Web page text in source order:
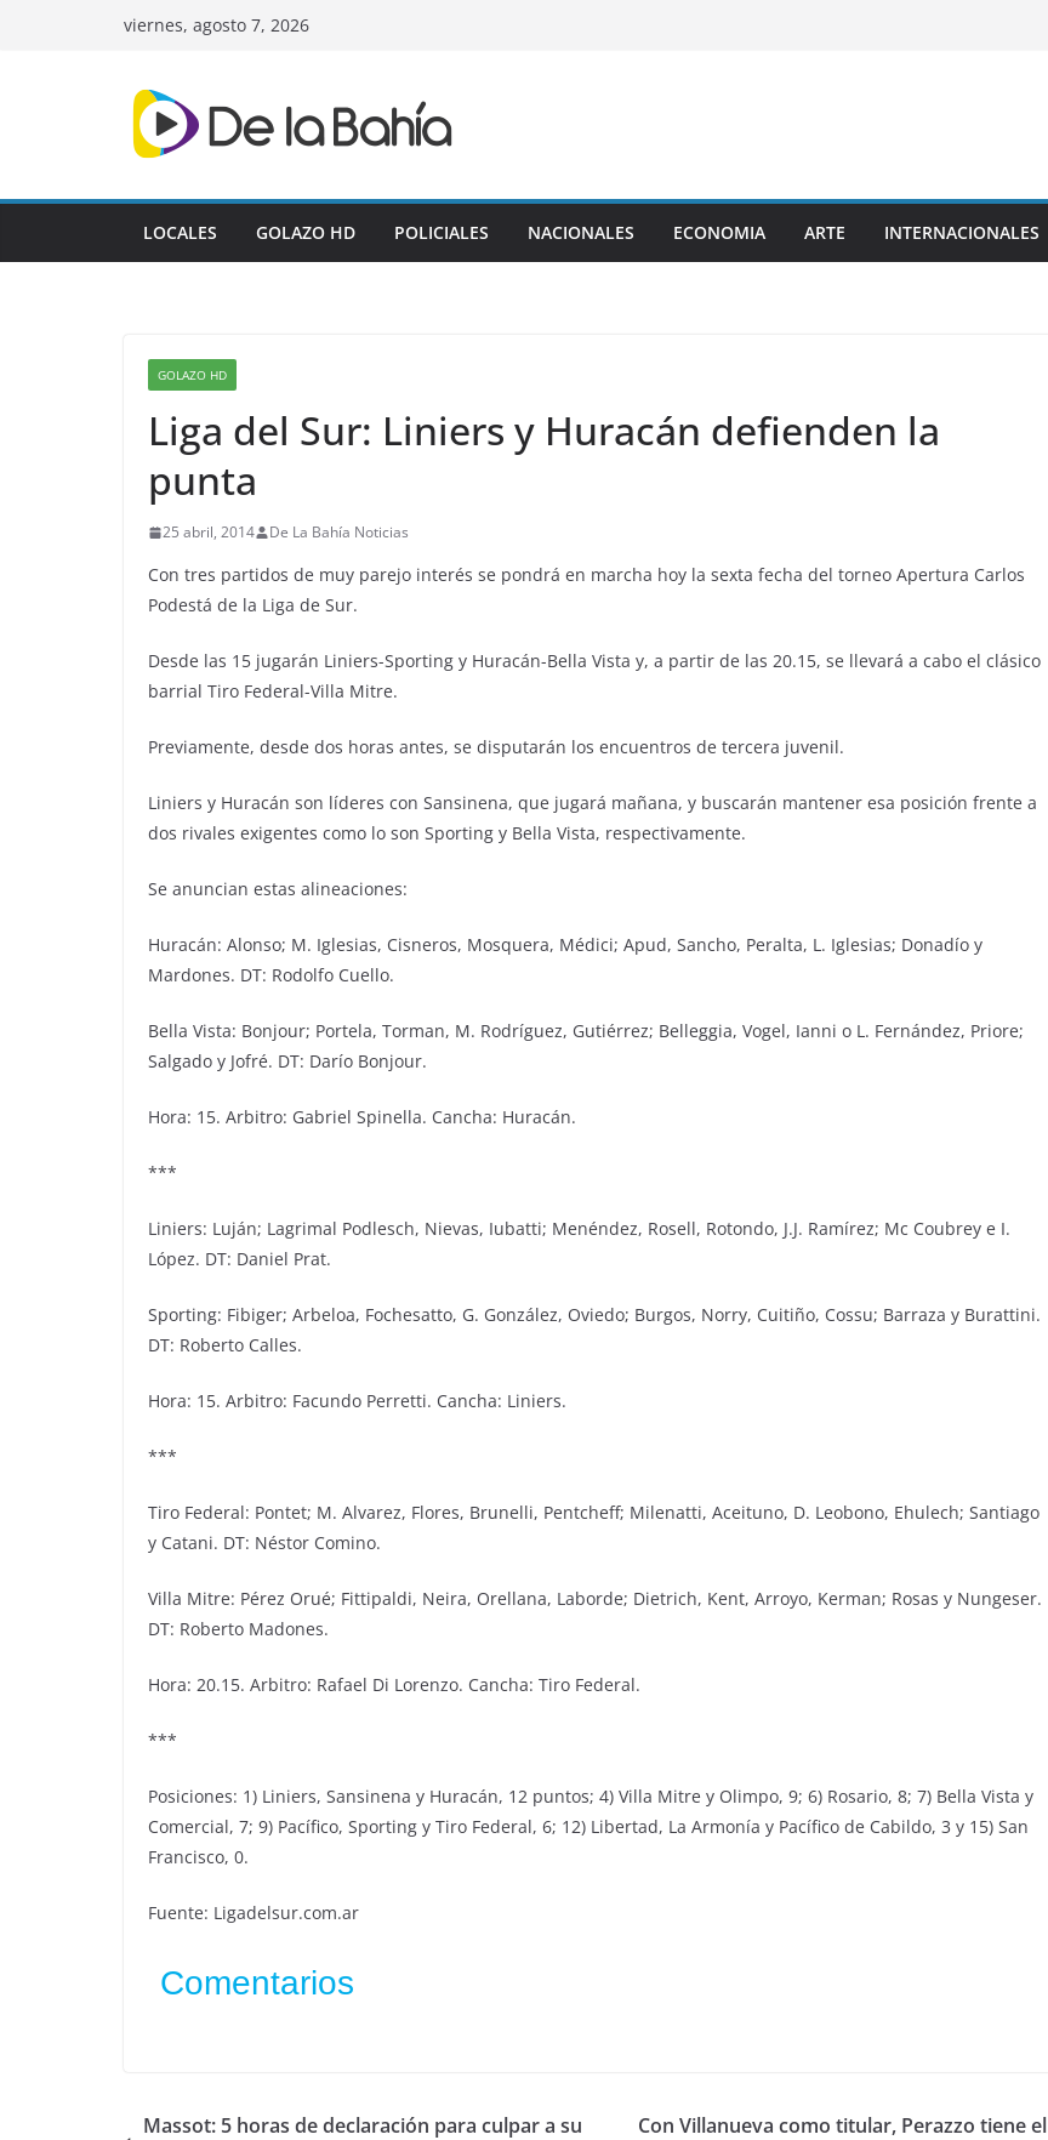
viernes, agosto 7, 2026
LOCALES GOLAZO HD POLICIALES NACIONALES ECONOMIA ARTE INTERNACIONALES
GOLAZO HD
Liga del Sur: Liniers y Huracán defienden la
punta
25 abril, 2014 De La Bahía Noticias
Con tres partidos de muy parejo interés se pondrá en marcha hoy la sexta fecha del torneo Apertura Carlos
Podestá de la Liga de Sur.
Desde las 15 jugarán Liniers-Sporting y Huracán-Bella Vista y, a partir de las 20.15, se llevará a cabo el clásico
barrial Tiro Federal-Villa Mitre.
Previamente, desde dos horas antes, se disputarán los encuentros de tercera juvenil.
Liniers y Huracán son líderes con Sansinena, que jugará mañana, y buscarán mantener esa posición frente a
dos rivales exigentes como lo son Sporting y Bella Vista, respectivamente.
Se anuncian estas alineaciones:
Huracán: Alonso; M. Iglesias, Cisneros, Mosquera, Médici; Apud, Sancho, Peralta, L. Iglesias; Donadío y
Mardones. DT: Rodolfo Cuello.
Bella Vista: Bonjour; Portela, Torman, M. Rodríguez, Gutiérrez; Belleggia, Vogel, Ianni o L. Fernández, Priore;
Salgado y Jofré. DT: Darío Bonjour.
Hora: 15. Arbitro: Gabriel Spinella. Cancha: Huracán.
***
Liniers: Luján; Lagrimal Podlesch, Nievas, Iubatti; Menéndez, Rosell, Rotondo, J.J. Ramírez; Mc Coubrey e I.
López. DT: Daniel Prat.
Sporting: Fibiger; Arbeloa, Fochesatto, G. González, Oviedo; Burgos, Norry, Cuitiño, Cossu; Barraza y Burattini.
DT: Roberto Calles.
Hora: 15. Arbitro: Facundo Perretti. Cancha: Liniers.
***
Tiro Federal: Pontet; M. Alvarez, Flores, Brunelli, Pentcheff; Milenatti, Aceituno, D. Leobono, Ehulech; Santiago
y Catani. DT: Néstor Comino.
Villa Mitre: Pérez Orué; Fittipaldi, Neira, Orellana, Laborde; Dietrich, Kent, Arroyo, Kerman; Rosas y Nungeser.
DT: Roberto Madones.
Hora: 20.15. Arbitro: Rafael Di Lorenzo. Cancha: Tiro Federal.
***
Posiciones: 1) Liniers, Sansinena y Huracán, 12 puntos; 4) Villa Mitre y Olimpo, 9; 6) Rosario, 8; 7) Bella Vista y
Comercial, 7; 9) Pacífico, Sporting y Tiro Federal, 6; 12) Libertad, La Armonía y Pacífico de Cabildo, 3 y 15) San
Francisco, 0.
Fuente: Ligadelsur.com.ar
Comentarios
Massot: 5 horas de declaración para culpar a su
Con Villanueva como titular, Perazzo tiene el